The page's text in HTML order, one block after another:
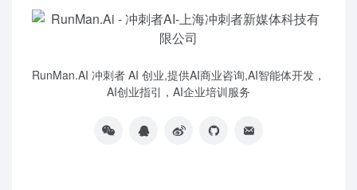
RunMan.AI 冲刺者 AI 创业,提供AI商业咨询,AI智能体开发，
AI创业指引，AI企业培训服务